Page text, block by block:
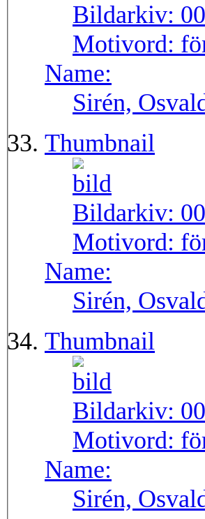
Bildarkiv:
Motivord:
Name:
Sirén,
Thumbnail
Bildarkiv:
Motivord:
Name:
Sirén,
Thumbnail
Bildarkiv:
Motivord:
Name:
Sirén,